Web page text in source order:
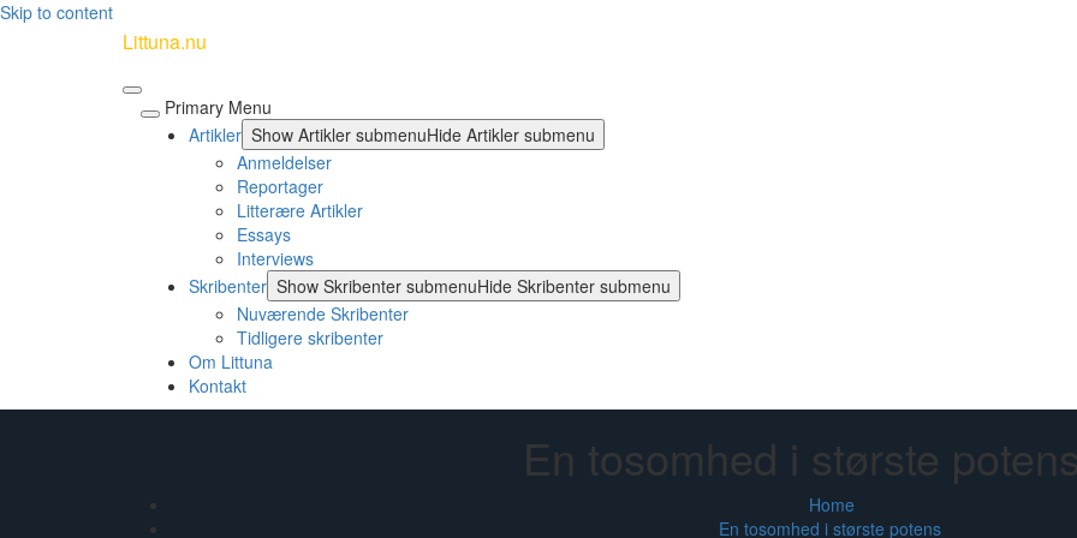
Skip to content
Littuna.nu
Primary Menu
Artikler Show Artikler submenuHide Artikler submenu
Anmeldelser
Reportager
Litterære Artikler
Essays
Interviews
Skribenter Show Skribenter submenuHide Skribenter submenu
Nuværende Skribenter
Tidligere skribenter
Om Littuna
Kontakt
En tosomhed i største
Home
En tosomhed i største potens